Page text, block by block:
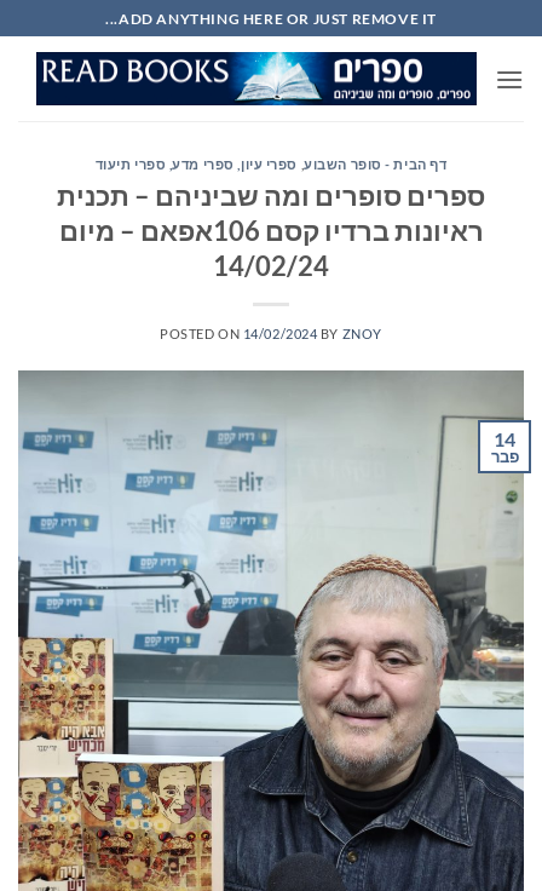
to
content
ADD ANYTHING HERE OR JUST REMOVE IT...
דף הבית - סופר השבוע, ספרי עיון, ספרי מדע, ספרי תיעוד
ספרים סופרים ומה שביניהם – תכנית
ראיונות ברדיו קסם 106אפאם – מיום
14/02/24
POSTED ON 14/02/2024 BY ZNOY
14
פבר